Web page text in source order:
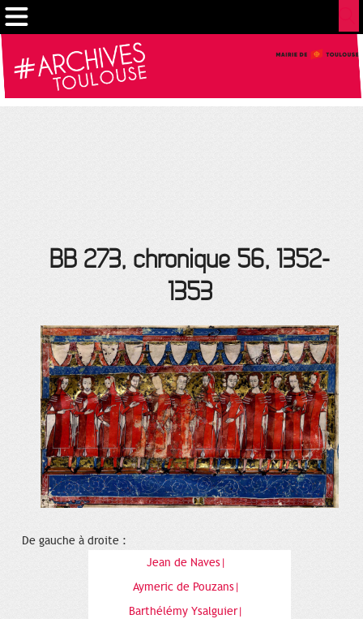
BB 273, chronique 56, 1352-
1353
De gauche à droite :
Jean de Naves|
Aymeric de Pouzans|
Barthélémy Ysalguier|
Gestion de vos préférences sur les cookies